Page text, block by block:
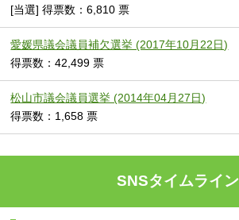
[当選] 得票数：6,810 票
愛媛県議会議員補欠選挙 (2017年10月22日)
得票数：42,499 票
松山市議会議員選挙 (2014年04月27日)
得票数：1,658 票
SNSタイムライン